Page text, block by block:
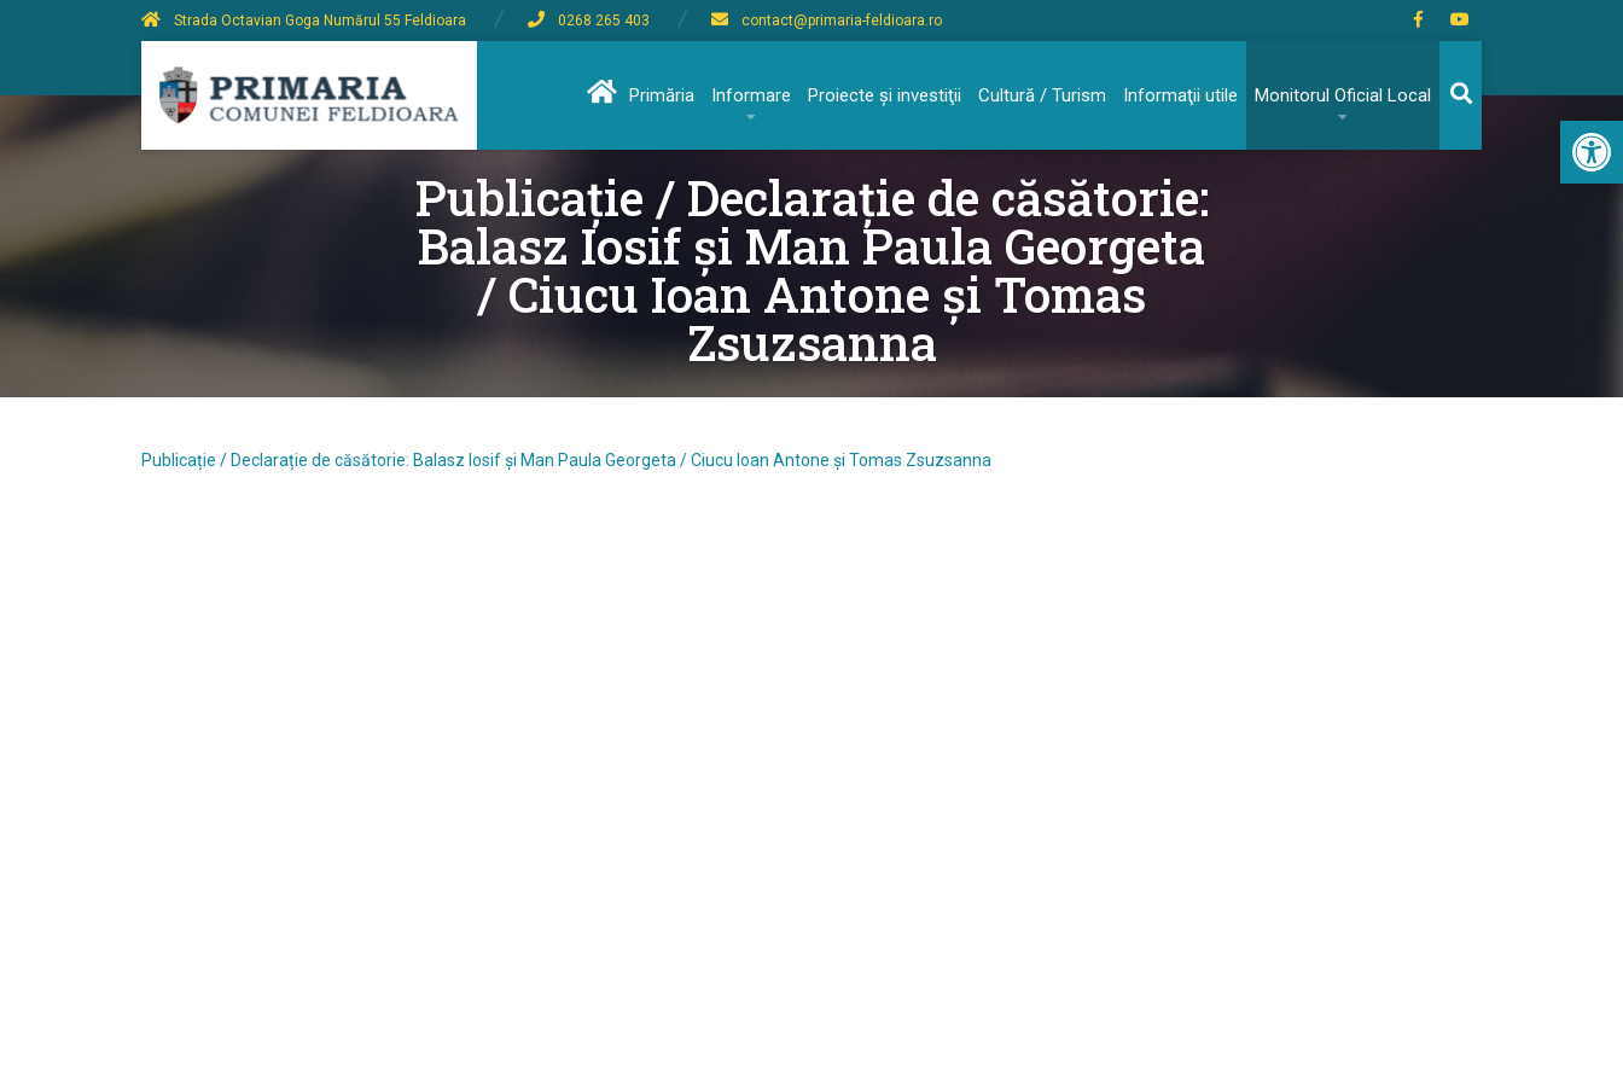
Strada Octavian Goga Numărul 55 Feldioara 0268 265 403 contact@primaria-feldioara.ro
Primăria Informare Proiecte şi investiţii Cultură / Turism Informaţii utile Monitorul Oficial Local
Publicație / Declarație de căsătorie:
Balasz Iosif și Man Paula Georgeta
/ Ciucu Ioan Antone și Tomas
Zsuzsanna
Publicație / Declarație de căsătorie: Balasz Iosif și Man Paula Georgeta / Ciucu Ioan Antone și Tomas Zsuzsanna